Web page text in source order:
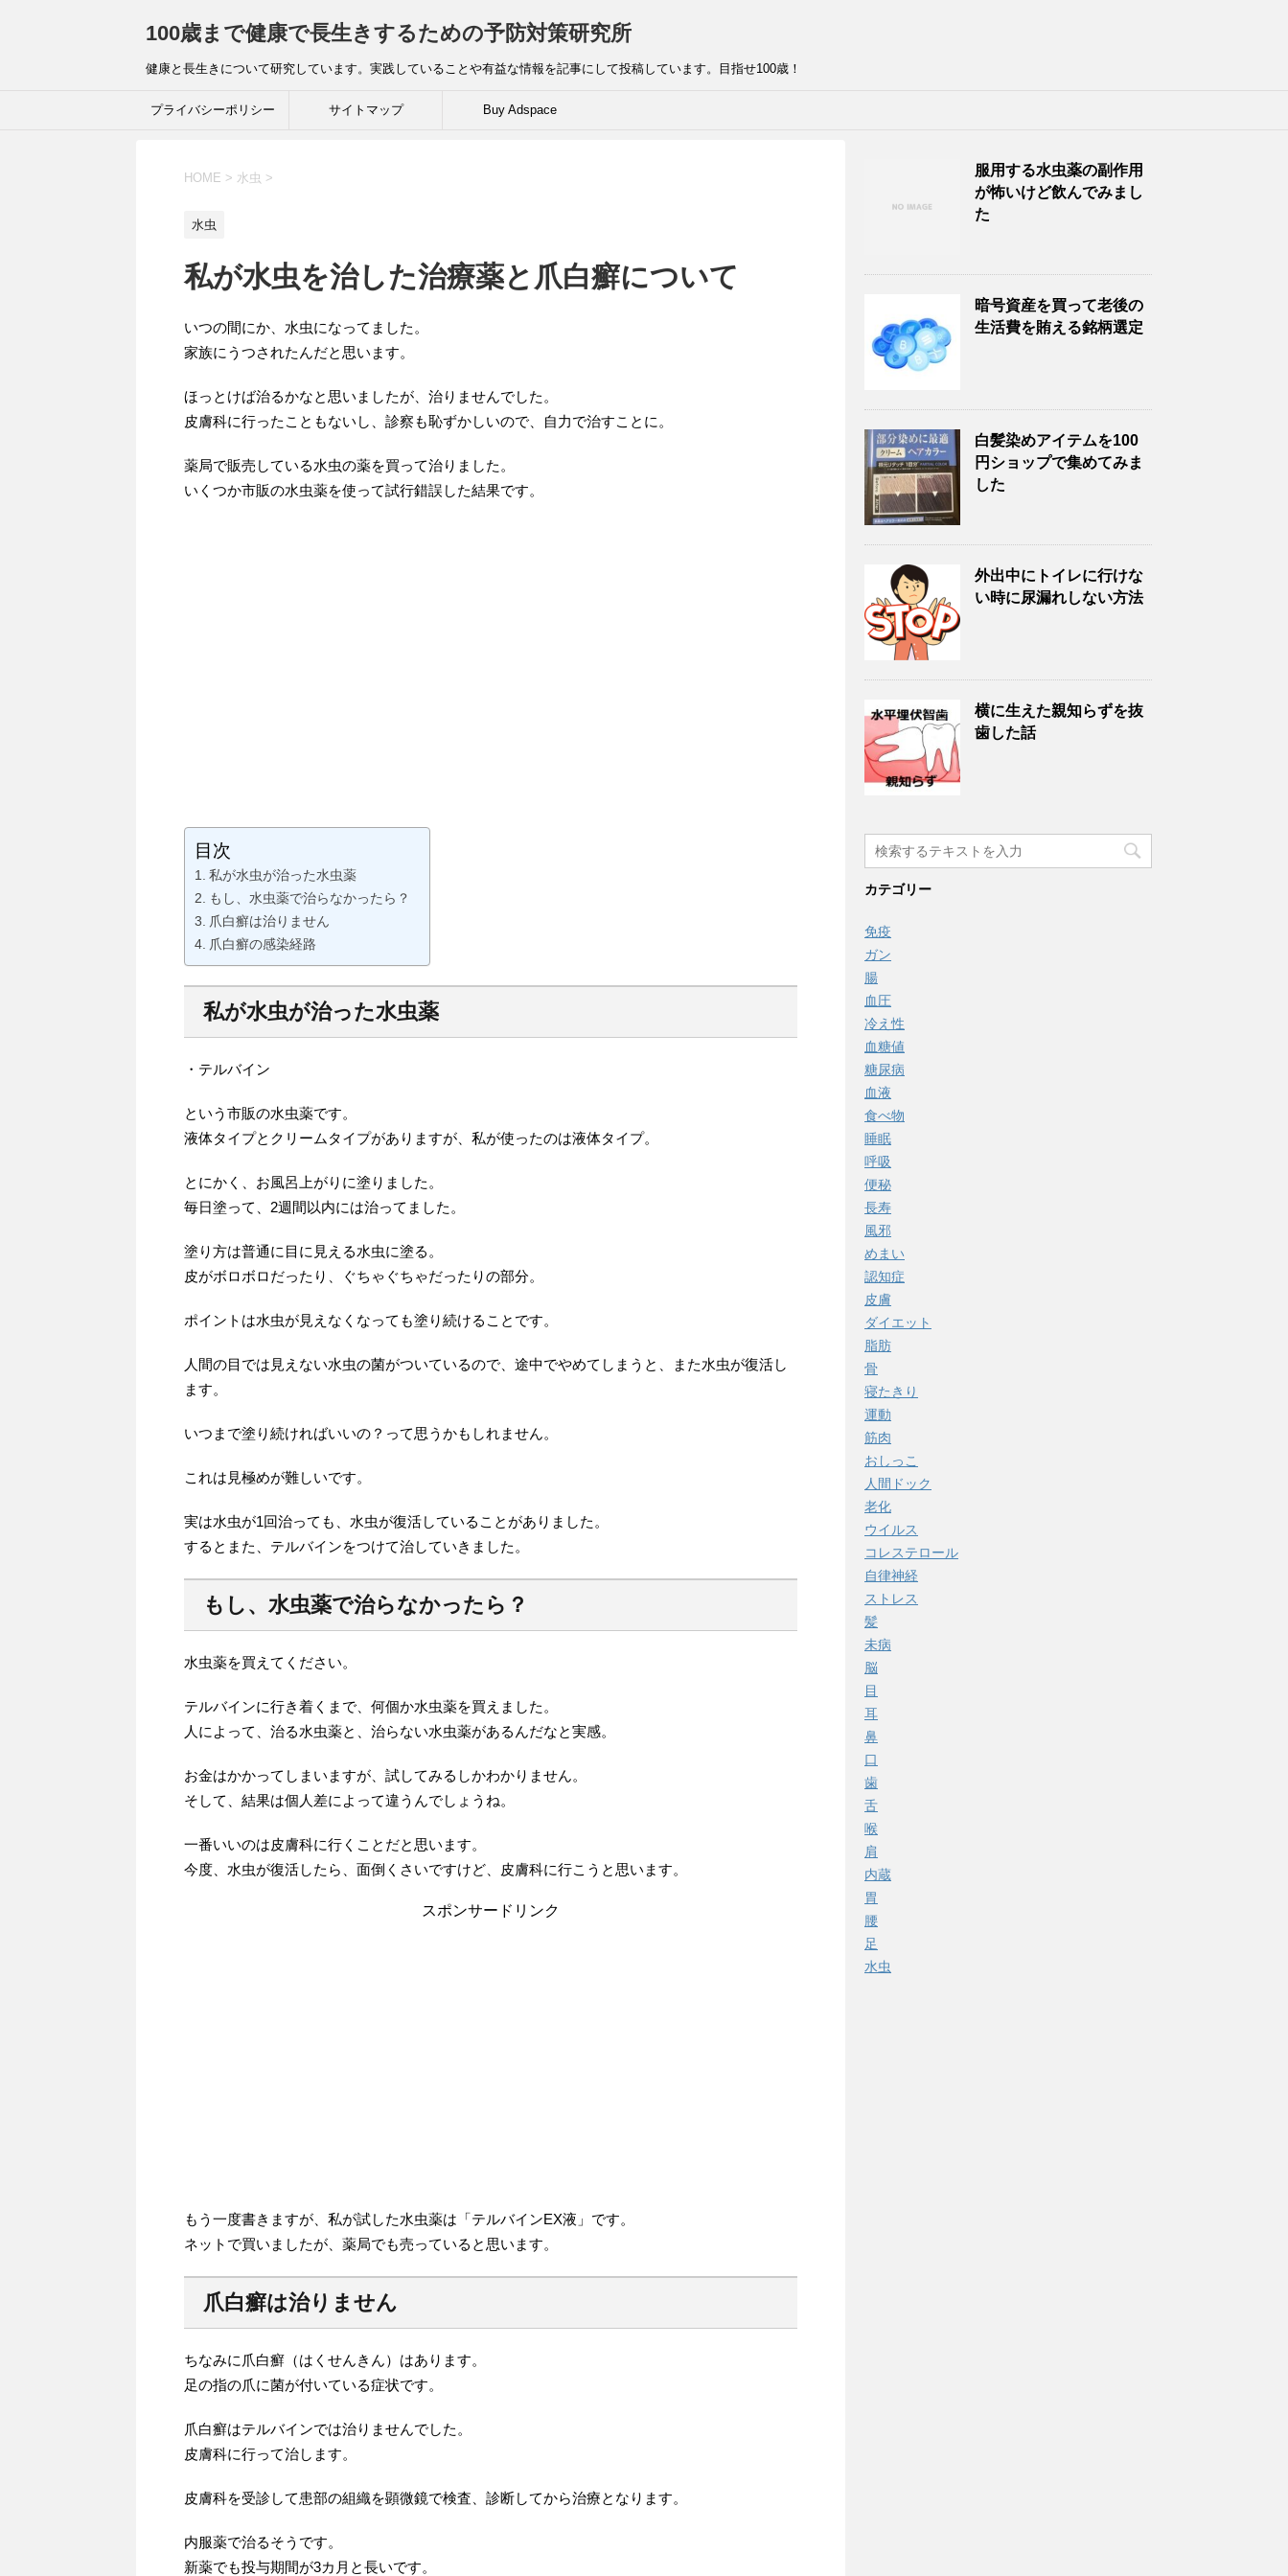
100歳まで健康で長生きするための予防対策研究所
健康と長生きについて研究しています。実践していることや有益な情報を記事にして投稿しています。目指せ100歳！
プライバシーポリシー サイトマップ Buy Adspace
HOME > 水虫 >
水虫
私が水虫を治した治療薬と爪白癬について
いつの間にか、水虫になってました。
家族にうつされたんだと思います。
ほっとけば治るかなと思いましたが、治りませんでした。
皮膚科に行ったこともないし、診察も恥ずかしいので、自力で治すことに。
薬局で販売している水虫の薬を買って治りました。
いくつか市販の水虫薬を使って試行錯誤した結果です。
目次
私が水虫が治った水虫薬
もし、水虫薬で治らなかったら？
爪白癬は治りません
爪白癬の感染経路
私が水虫が治った水虫薬
・テルバイン
という市販の水虫薬です。
液体タイプとクリームタイプがありますが、私が使ったのは液体タイプ。
とにかく、お風呂上がりに塗りました。
毎日塗って、2週間以内には治ってました。
塗り方は普通に目に見える水虫に塗る。
皮がボロボロだったり、ぐちゃぐちゃだったりの部分。
ポイントは水虫が見えなくなっても塗り続けることです。
人間の目では見えない水虫の菌がついているので、途中でやめてしまうと、また水虫が復活し
ます。
いつまで塗り続ければいいの？って思うかもしれません。
これは見極めが難しいです。
実は水虫が1回治っても、水虫が復活していることがありました。
するとまた、テルバインをつけて治していきました。
もし、水虫薬で治らなかったら？
水虫薬を買えてください。
テルバインに行き着くまで、何個か水虫薬を買えました。
人によって、治る水虫薬と、治らない水虫薬があるんだなと実感。
お金はかかってしまいますが、試してみるしかわかりません。
そして、結果は個人差によって違うんでしょうね。
一番いいのは皮膚科に行くことだと思います。
今度、水虫が復活したら、面倒くさいですけど、皮膚科に行こうと思います。
スポンサードリンク
もう一度書きますが、私が試した水虫薬は「テルバインEX液」です。
ネットで買いましたが、薬局でも売っていると思います。
爪白癬は治りません
ちなみに爪白癬（はくせんきん）はあります。
足の指の爪に菌が付いている症状です。
爪白癬はテルバインでは治りませんでした。
皮膚科に行って治します。
皮膚科を受診して患部の組織を顕微鏡で検査、診断してから治療となります。
内服薬で治るそうです。
新薬でも投与期間が3カ月と長いです。
服用する水虫薬の副作用
が怖いけど飲んでみまし
た
暗号資産を買って老後の
生活費を賄える銘柄選定
白髪染めアイテムを100
円ショップで集めてみま
した
外出中にトイレに行けな
い時に尿漏れしない方法
横に生えた親知らずを抜
歯した話
カテゴリー
免疫
ガン
腸
血圧
冷え性
血糖値
糖尿病
血液
食べ物
睡眠
呼吸
便秘
長寿
風邪
めまい
認知症
皮膚
ダイエット
脂肪
骨
寝たきり
運動
筋肉
おしっこ
人間ドック
老化
ウイルス
コレステロール
自律神経
ストレス
髪
未病
脳
目
耳
鼻
口
歯
舌
喉
肩
内蔵
胃
腰
足
水虫